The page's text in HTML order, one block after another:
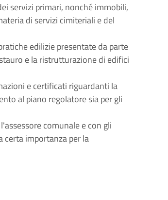
servizi primari, nonché immobili,
di servizi cimiteriali e del
edilizie presentate da parte
e la ristrutturazione di edifici
e certificati riguardanti la
al piano regolatore sia per gli
comunale e con gli
certa importanza per la